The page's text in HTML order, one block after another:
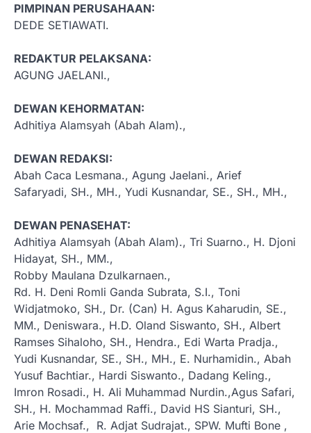
PIMPINAN PERUSAHAAN:
DEDE SETIAWATI.
REDAKTUR PELAKSANA:
AGUNG JAELANI.,
DEWAN KEHORMATAN:
Adhitiya Alamsyah (Abah Alam).,
DEWAN REDAKSI:
Abah Caca Lesmana., Agung Jaelani., Arief
Safaryadi, SH., MH., Yudi Kusnandar, SE., SH., MH.,
DEWAN PENASEHAT:
Adhitiya Alamsyah (Abah Alam)., Tri Suarno., H. Djoni
Hidayat, SH., MM.,
Robby Maulana Dzulkarnaen.,
Rd. H. Deni Romli Ganda Subrata, S.I., Toni
Widjatmoko, SH., Dr. (Can) H. Agus Kaharudin, SE.,
MM., Deniswara., H.D. Oland Siswanto, SH., Albert
Ramses Sihaloho, SH., Hendra., Edi Warta Pradja.,
Yudi Kusnandar, SE., SH., MH., E. Nurhamidin., Abah
Yusuf Bachtiar., Hardi Siswanto., Dadang Keling.,
Imron Rosadi., H. Ali Muhammad Nurdin.,Agus Safari,
SH., H. Mochammad Raffi., David HS Sianturi, SH.,
Arie Mochsaf., R. Adjat Sudrajat., SPW. Mufti Bone ,